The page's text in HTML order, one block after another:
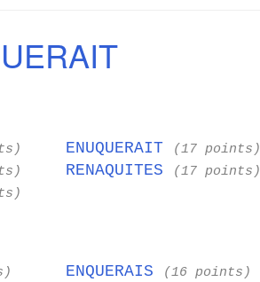
ENUQUERAIT (17 points)
RENAQUITES (17 points)
ENQUERAIS (16 points)